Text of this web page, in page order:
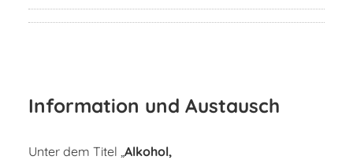
Information und Austausch
Unter dem Titel „ Alkohol,